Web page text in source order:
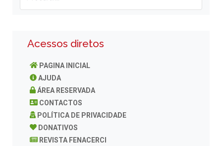
Acessos diretos
PAGINA INICIAL
AJUDA
ÁREA RESERVADA
CONTACTOS
POLÍTICA DE PRIVACIDADE
DONATIVOS
REVISTA FENACERCI